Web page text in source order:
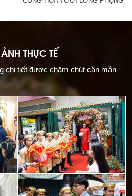
THỰC TẾ
chi tiết được chăm chút cần mẫn